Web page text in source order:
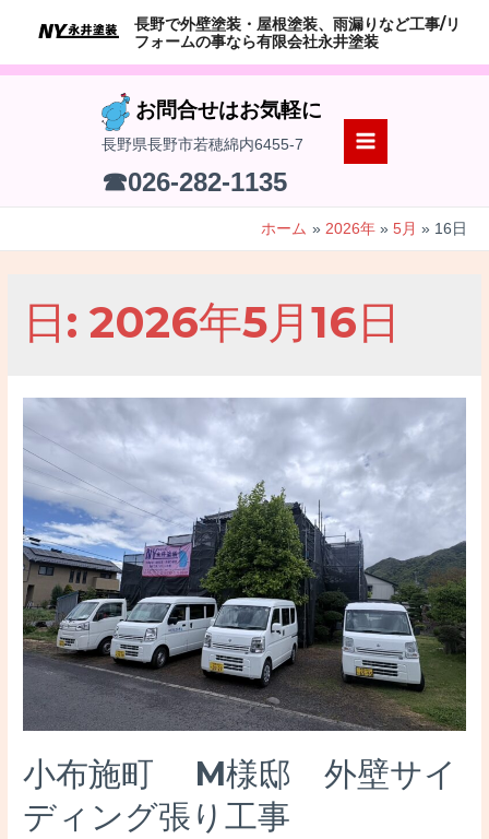
テ
長野で外壁塗装・屋根塗装、雨漏りなど工事/リ
フォームの事なら有限会社永井塗装
お問合せはお気軽に
長野県長野市若穂綿内6455-7
☎026-282-1135
MAIN
ホーム 2026年 5月 16日
日:2026年5月16日
小布施町 M様邸 外壁サイ
ディング張り工事